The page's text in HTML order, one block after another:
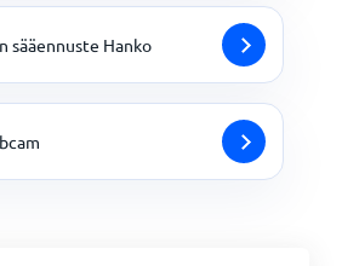
sääennuste Hanko